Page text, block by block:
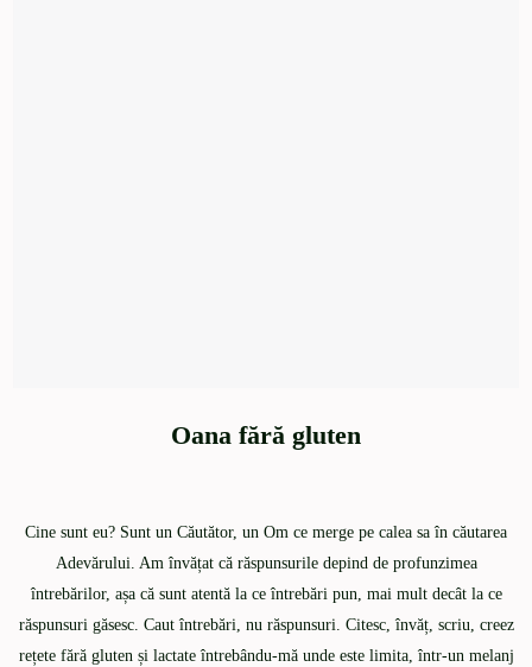
Oana fără gluten
Cine sunt eu? Sunt un Căutător, un Om ce merge pe calea sa în căutarea
Adevărului. Am învățat că răspunsurile depind de profunzimea
întrebărilor, așa că sunt atentă la ce întrebări pun, mai mult decât la ce
răspunsuri găsesc. Caut întrebări, nu răspunsuri. Citesc, învăț, scriu, creez
rețete fără gluten și lactate întrebându-mă unde este limita, într-un melanj